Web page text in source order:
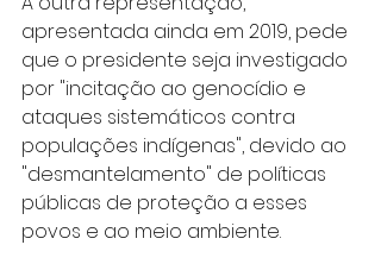
apresentada ainda em 2019, pede
que o presidente seja investigado
por "incitação ao genocídio e
ataques sistemáticos contra
populações indígenas", devido ao
"desmantelamento" de políticas
públicas de proteção a esses
povos e ao meio ambiente.